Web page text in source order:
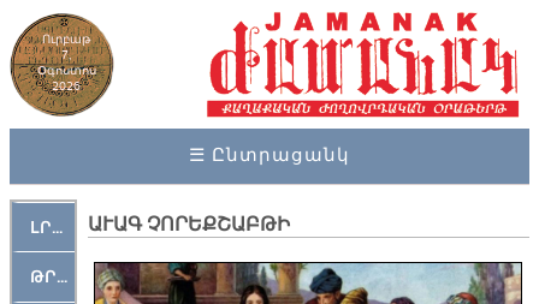
Ուրբաթ
7,
Օգոստոս
2026
☰ Ընտրացանկ
ԼՐԱՀՈՍ
ԹՐՔԱՀԱՅ ԿԵԱՆՔ
ԱՒԱԳ ՉՈՐԵՔՇԱԲԹԻ